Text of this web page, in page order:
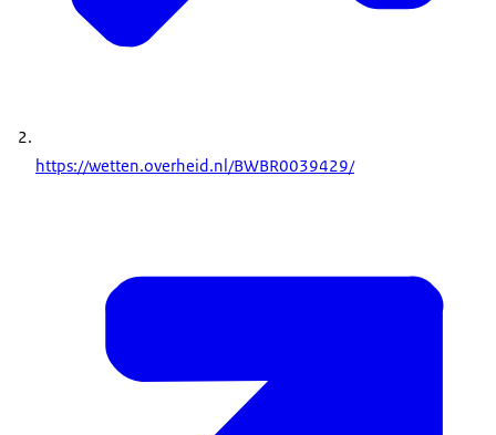
https://wetten.overheid.nl/BWBR0039429/